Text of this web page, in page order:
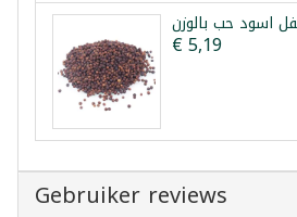
اسود حب بالوزن
€ 5,19
Gebruiker reviews